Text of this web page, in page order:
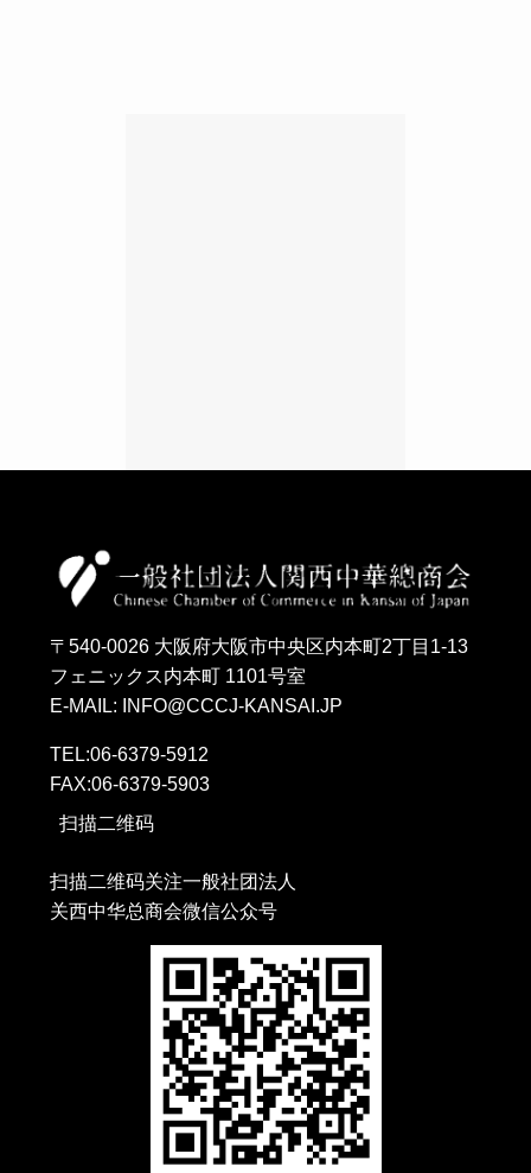
〒540-0026 大阪府大阪市中央区内本町2丁目1-13
フェニックス内本町 1101号室
E-MAIL: INFO@CCCJ-KANSAI.JP
TEL:06-6379-5912
FAX:06-6379-5903
扫描二维码
扫描二维码关注一般社团法人
关西中华总商会微信公众号